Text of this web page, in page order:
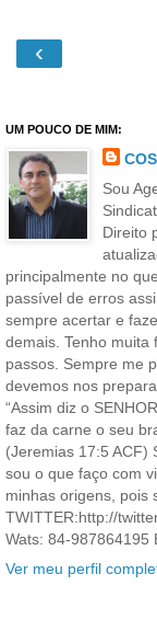
‹
UM POUCO DE MIM:
Sou
Direito
principalmente no
passível de erros
sempre acertar e
demais. Tenho muita
passos. Sempre me
devemos nos
“Assim diz o
faz da carne o seu
(Jeremias 17:5 ACF)
sou o que faço com
minhas origens, pois
TWITTER:http://
Wats: 84-987864195
Ver meu perfil